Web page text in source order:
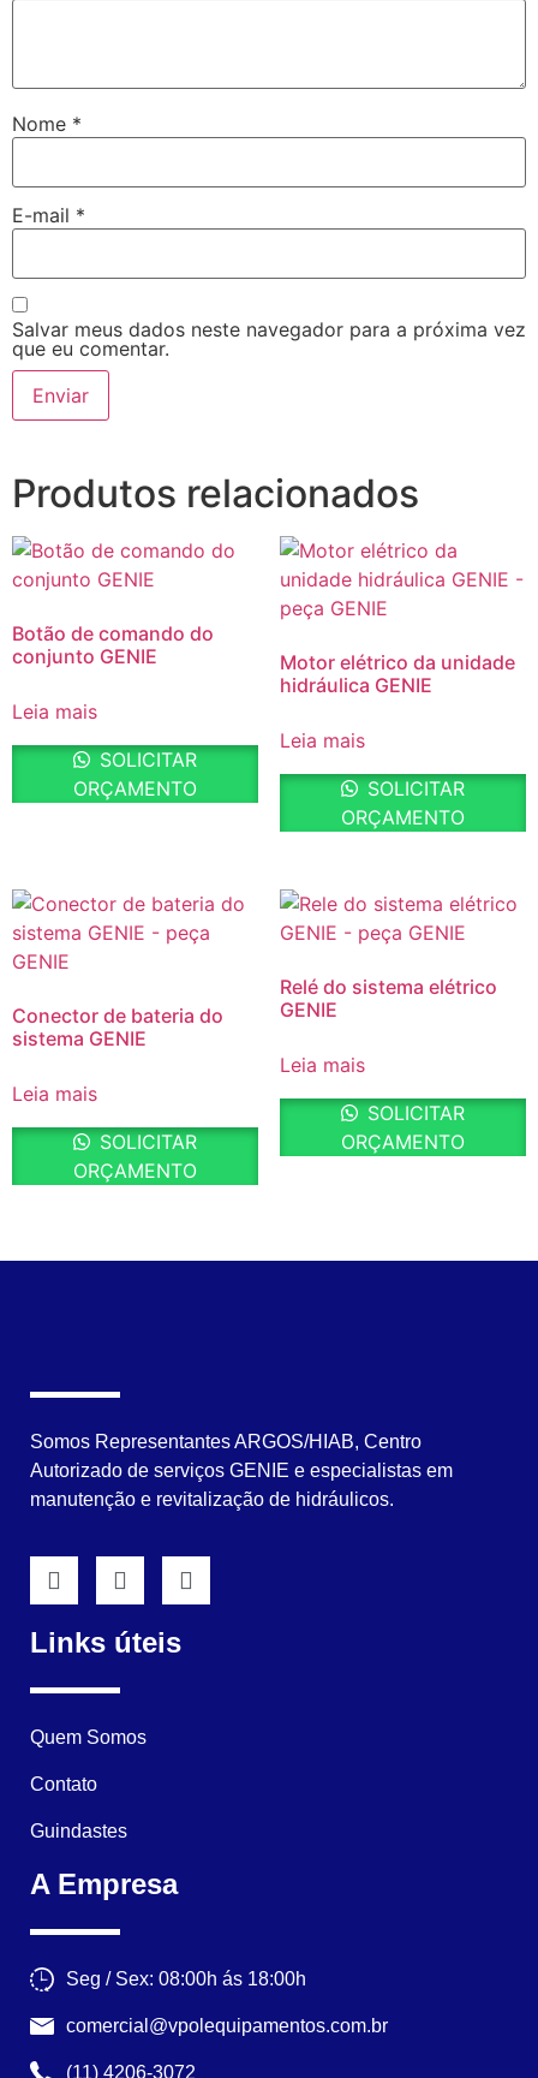
Nome *
E-mail *
Salvar meus dados neste navegador para a próxima vez
que eu comentar.
Produtos relacionados
Botão de comando do
conjunto GENIE
Leia mais
SOLICITAR
ORÇAMENTO
Motor elétrico da unidade
hidráulica GENIE
Leia mais
SOLICITAR
ORÇAMENTO
Conector de bateria do
sistema GENIE
Leia mais
SOLICITAR
ORÇAMENTO
Relé do sistema elétrico
GENIE
Leia mais
SOLICITAR
ORÇAMENTO
Somos Representantes ARGOS/HIAB, Centro
Autorizado de serviços GENIE e especialistas em
manutenção e revitalização de hidráulicos.
Links úteis
Quem Somos
Contato
Guindastes
A Empresa
Seg / Sex: 08:00h ás 18:00h
comercial@vpolequipamentos.com.br
(11) 4206-3072